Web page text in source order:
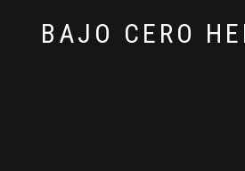
BAJO CERO